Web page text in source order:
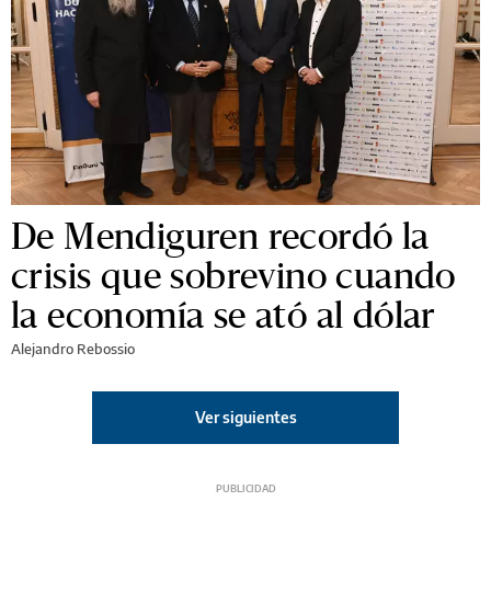
De Mendiguren recordó la
crisis que sobrevino cuando
la economía se ató al dólar
Alejandro Rebossio
Ver siguientes